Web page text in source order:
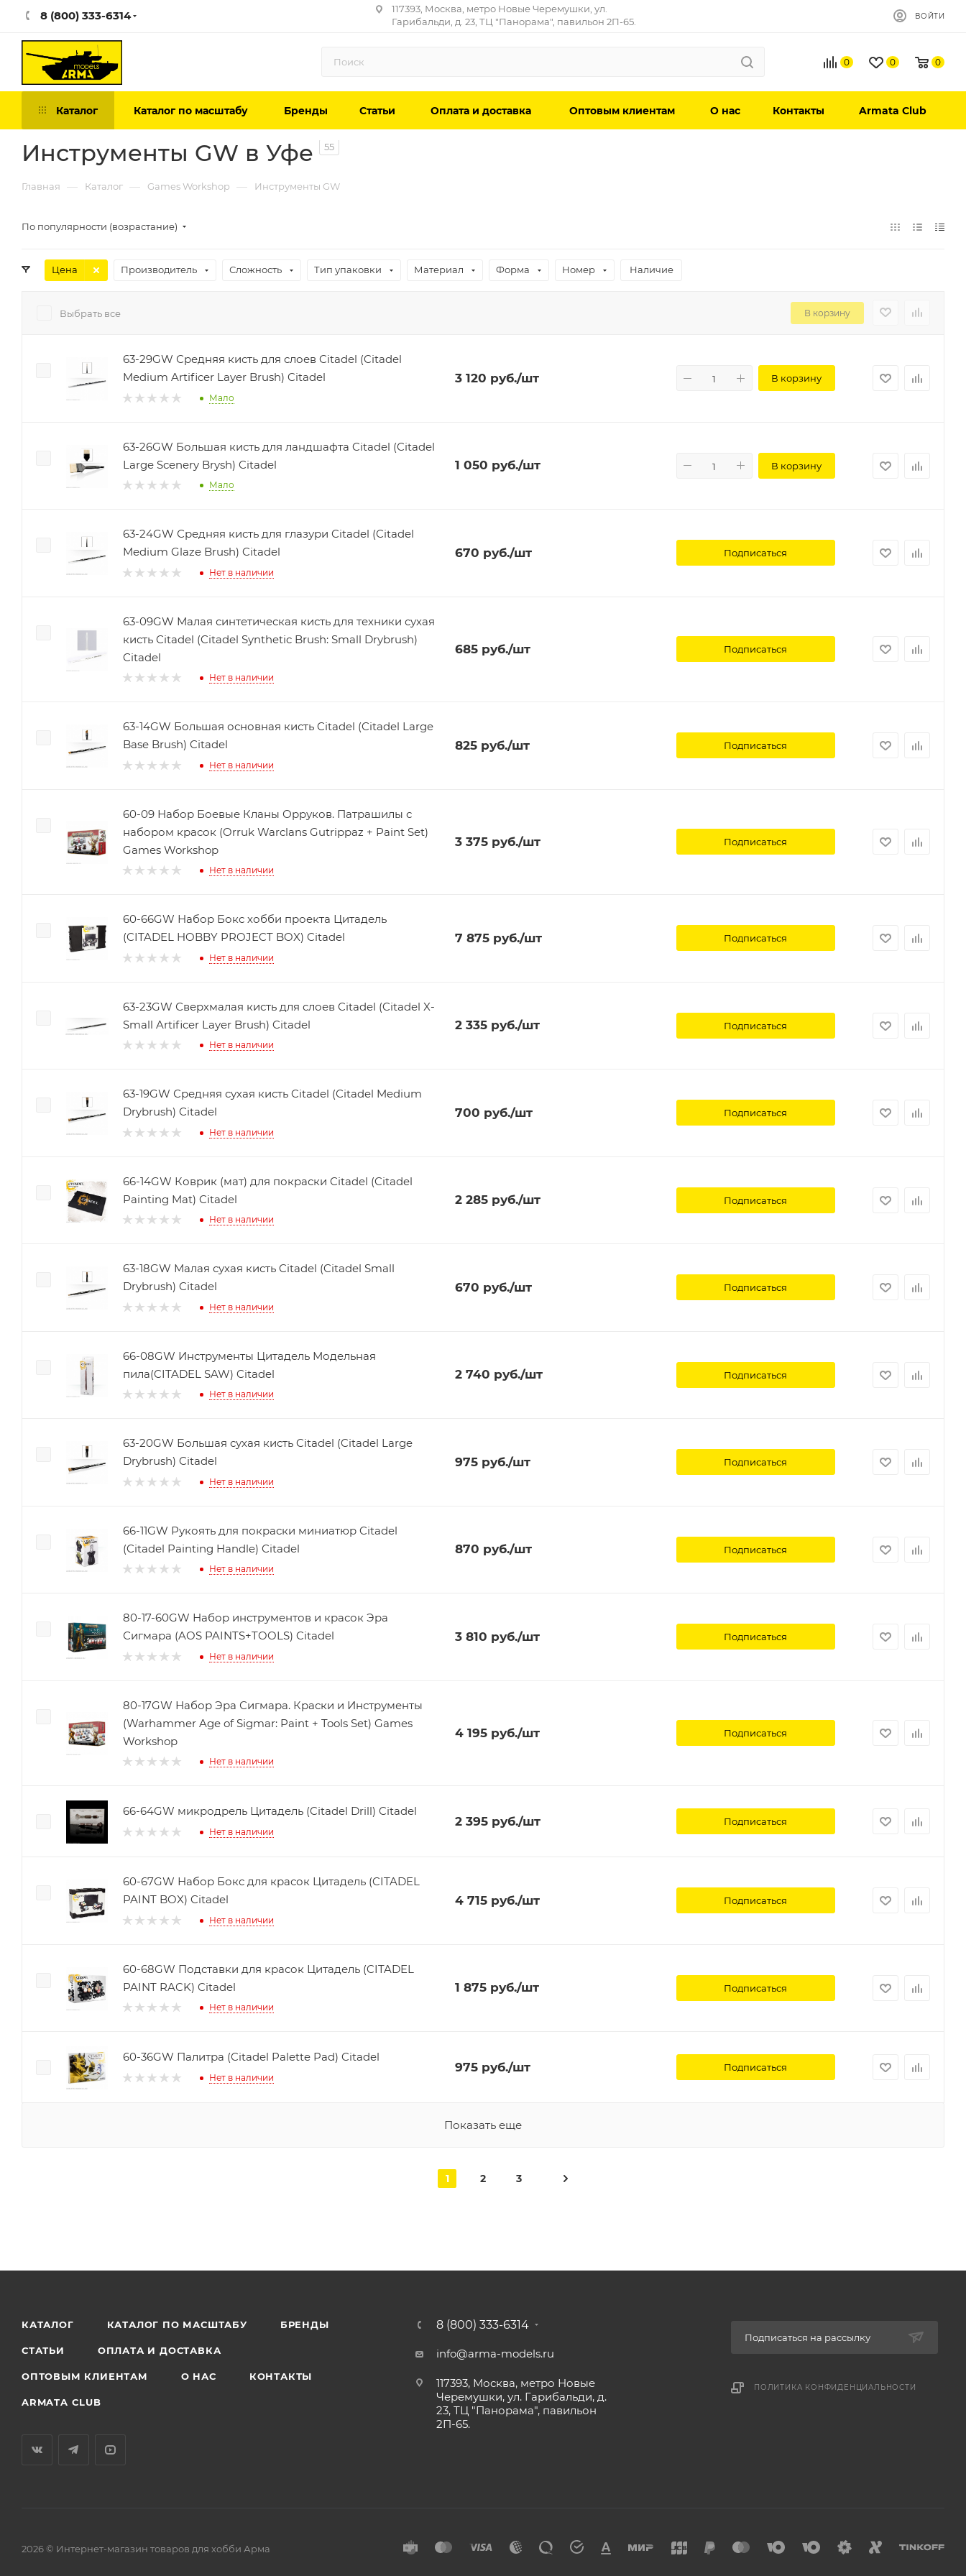
8 (800) 333-6314
117393, Москва, метро Новые Черемушки, ул.
Гарибальди, д. 23, ТЦ "Панорама", павильон 2П-65.
ВОЙТИ
0 0 0
Каталог Каталог по масштабу Бренды Статьи Оплата и доставка Оптовым клиентам О нас Контакты Armata Club
Инструменты GW в Уфе 55
Главная — Каталог — Games Workshop — Инструменты GW
По популярности (возрастание)
Цена Производитель Сложность Тип упаковки Материал Форма Номер Наличие
Выбрать все В корзину
63-29GW Средняя кисть для слоев Citadel (Citadel
Medium Artificer Layer Brush) Citadel
Мало
3 120 руб./шт В корзину
63-26GW Большая кисть для ландшафта Citadel (Citadel
Large Scenery Brysh) Citadel
Мало
1 050 руб./шт В корзину
63-24GW Средняя кисть для глазури Citadel (Citadel
Medium Glaze Brush) Citadel
Нет в наличии
670 руб./шт Подписаться
63-09GW Малая синтетическая кисть для техники сухая
кисть Citadel (Citadel Synthetic Brush: Small Drybrush)
Citadel
Нет в наличии
685руб./шт Подписаться
63-14GW Большая основная кисть Citadel (Citadel Large
Base Brush) Citadel
Нет в наличии
825руб./шт Подписаться
60-09 Набор Боевые Кланы Орруков. Патрашилы с
набором красок (Orruk Warclans Gutrippaz + Paint Set)
Games Workshop
Нет в наличии
3 375руб./шт Подписаться
60-66GW Набор Бокс хобби проекта Цитадель
(CITADEL HOBBY PROJECT BOX) Citadel
Нет в наличии
7 875руб./шт Подписаться
63-23GW Сверхмалая кисть для слоев Citadel (Citadel X-
Small Artificer Layer Brush) Citadel
Нет в наличии
2 335руб./шт Подписаться
63-19GW Средняя сухая кисть Citadel (Citadel Medium
Drybrush) Citadel
Нет в наличии
700 руб./шт Подписаться
66-14GW Коврик (мат) для покраски Citadel (Citadel
Painting Mat) Citadel
Нет в наличии
2 285руб./шт Подписаться
63-18GW Малая сухая кисть Citadel (Citadel Small
Drybrush) Citadel
Нет в наличии
670 руб./шт Подписаться
66-08GW Инструменты Цитадель Модельная
пила(CITADEL SAW) Citadel
Нет в наличии
2 740 руб./шт Подписаться
63-20GW Большая сухая кисть Citadel (Citadel Large
Drybrush) Citadel
Нет в наличии
975руб./шт Подписаться
66-11GW Рукоять для покраски миниатюр Citadel
(Citadel Painting Handle) Citadel
Нет в наличии
870 руб./шт Подписаться
80-17-60GW Набор инструментов и красок Эра
Сигмара (AOS PAINTS+TOOLS) Citadel
Нет в наличии
3 810 руб./шт Подписаться
80-17GW Набор Эра Сигмара. Краски и Инструменты
(Warhammer Age of Sigmar: Paint + Tools Set) Games
Workshop
Нет в наличии
4 195руб./шт Подписаться
66-64GW микродрель Цитадель (Citadel Drill) Citadel
Нет в наличии
2 395руб./шт Подписаться
60-67GW Набор Бокс для красок Цитадель (CITADEL
PAINT BOX) Citadel
Нет в наличии
4 715руб./шт Подписаться
60-68GW Подставки для красок Цитадель (CITADEL
PAINT RACK) Citadel
Нет в наличии
1 875руб./шт Подписаться
60-36GW Палитра (Citadel Palette Pad) Citadel
Нет в наличии
975руб./шт Подписаться
Показать еще
1 2 3
КАТАЛОГ КАТАЛОГ ПО МАСШТАБУ БРЕНДЫ
СТАТЬИ ОПЛАТА И ДОСТАВКА
ОПТОВЫМ КЛИЕНТАМ О НАС КОНТАКТЫ
ARMATA CLUB
8 (800) 333-6314
info@arma-models.ru
117393, Москва, метро Новые
Черемушки, ул. Гарибальди, д.
23, ТЦ "Панорама", павильон
2П-65.
Подписаться на рассылку
ПОЛИТИКА КОНФИДЕНЦИАЛЬНОСТИ
2026 © Интернет-магазин товаров для хобби Арма